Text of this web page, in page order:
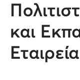
και
Εταιρεία